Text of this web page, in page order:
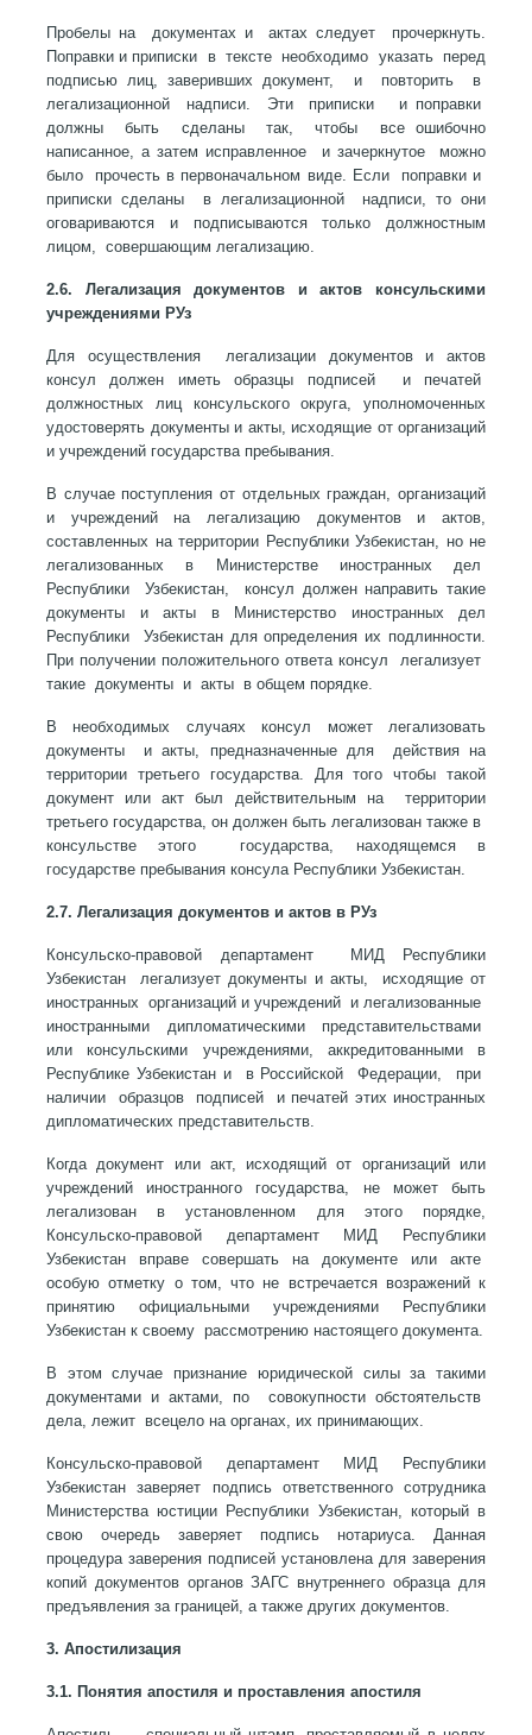
Пробелы на документах и актах следует прочеркнуть.
Поправки и приписки в тексте необходимо указать перед
подписью лиц, заверивших документ, и повторить в
легализационной надписи. Эти приписки и поправки
должны быть сделаны так, чтобы все ошибочно
написанное, а затем исправленное и зачеркнутое можно
было прочесть в первоначальном виде. Если поправки и
приписки сделаны в легализационной надписи, то они
оговариваются и подписываются только должностным
лицом, совершающим легализацию.
2.6. Легализация документов и актов консульскими
учреждениями РУз
Для осуществления легализации документов и актов
консул должен иметь образцы подписей и печатей
должностных лиц консульского округа, уполномоченных
удостоверять документы и акты, исходящие от организаций
и учреждений государства пребывания.
В случае поступления от отдельных граждан, организаций
и учреждений на легализацию документов и актов,
составленных на территории Республики Узбекистан, но не
легализованных в Министерстве иностранных дел
Республики Узбекистан, консул должен направить такие
документы и акты в Министерство иностранных дел
Республики Узбекистан для определения их подлинности.
При получении положительного ответа консул легализует
такие документы и акты в общем порядке.
В необходимых случаях консул может легализовать
документы и акты, предназначенные для действия на
территории третьего государства. Для того чтобы такой
документ или акт был действительным на территории
третьего государства, он должен быть легализован также в
консульстве этого государства, находящемся в
государстве пребывания консула Республики Узбекистан.
2.7. Легализация документов и актов в РУз
Консульско-правовой департамент МИД Республики
Узбекистан легализует документы и акты, исходящие от
иностранных организаций и учреждений и легализованные
иностранными дипломатическими представительствами
или консульскими учреждениями, аккредитованными в
Республике Узбекистан и в Российской Федерации, при
наличии образцов подписей и печатей этих иностранных
дипломатических представительств.
Когда документ или акт, исходящий от организаций или
учреждений иностранного государства, не может быть
легализован в установленном для этого порядке,
Консульско-правовой департамент МИД Республики
Узбекистан вправе совершать на документе или акте
особую отметку о том, что не встречается возражений к
принятию официальными учреждениями Республики
Узбекистан к своему рассмотрению настоящего документа.
В этом случае признание юридической силы за такими
документами и актами, по совокупности обстоятельств
дела, лежит всецело на органах, их принимающих.
Консульско-правовой департамент МИД Республики
Узбекистан заверяет подпись ответственного сотрудника
Министерства юстиции Республики Узбекистан, который в
свою очередь заверяет подпись нотариуса. Данная
процедура заверения подписей установлена для заверения
копий документов органов ЗАГС внутреннего образца для
предъявления за границей, а также других документов.
3. Апостилизация
3.1. Понятия апостиля и проставления апостиля